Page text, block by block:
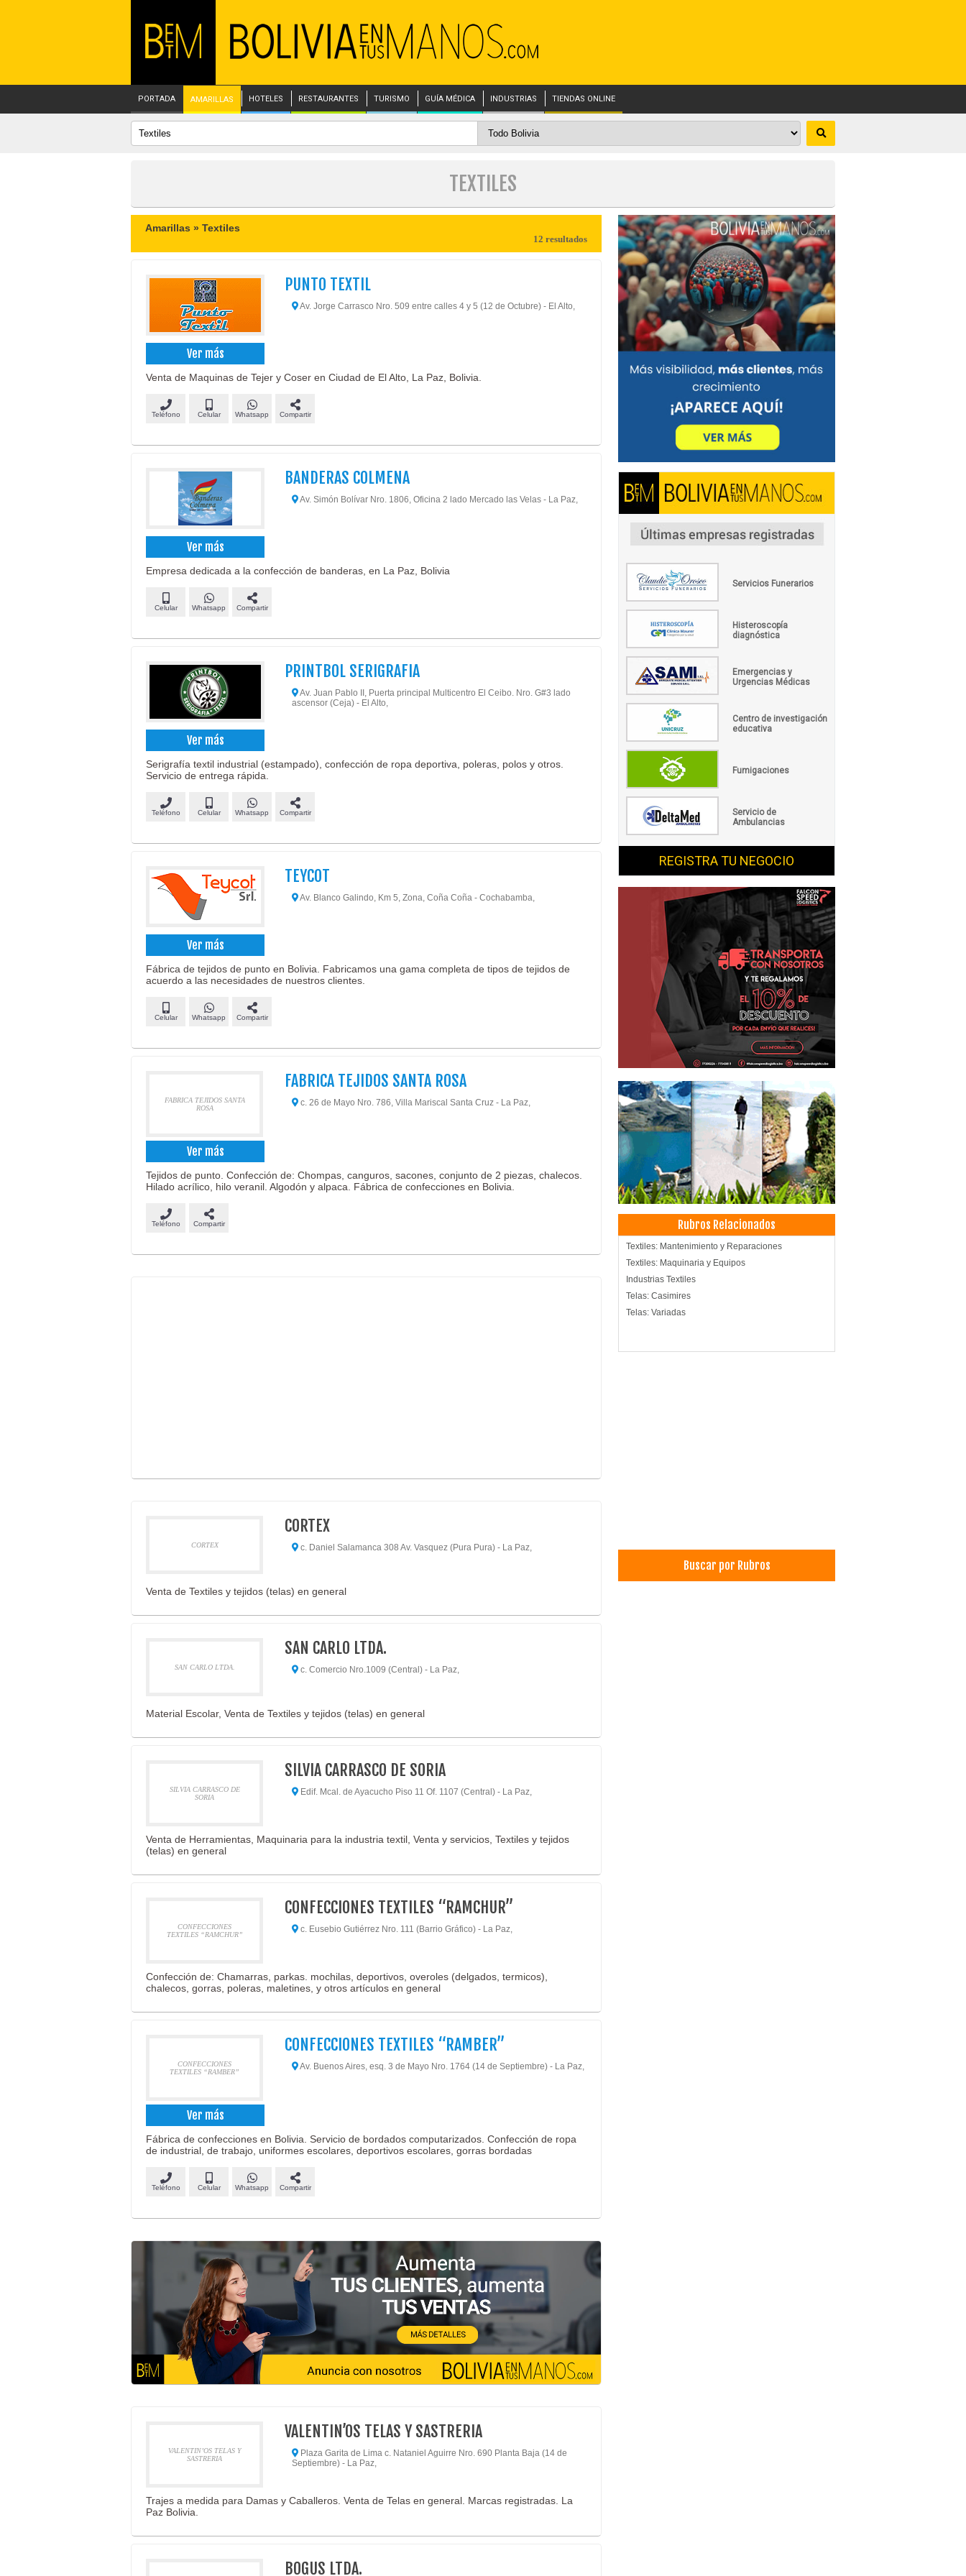
PORTADA AMARILLAS HOTELES RESTAURANTES TURISMO GUÍA MÉDICA INDUSTRIAS TIENDAS ONLINE
TEXTILES
Amarillas » Textiles
12 resultados
Ver más
PUNTO TEXTIL
Av. Jorge Carrasco Nro. 509 entre calles 4 y 5 (12 de Octubre) - El Alto,
Venta de Maquinas de Tejer y Coser en Ciudad de El Alto, La Paz, Bolivia.
Teléfono Celular Whatsapp Compartir
Ver más
BANDERAS COLMENA
Av. Simón Bolívar Nro. 1806, Oficina 2 lado Mercado las Velas - La Paz,
Empresa dedicada a la confección de banderas, en La Paz, Bolivia
Celular Whatsapp Compartir
Ver más
PRINTBOL SERIGRAFIA
Av. Juan Pablo II, Puerta principal Multicentro El Ceibo. Nro. G#3 lado
ascensor (Ceja) - El Alto,
Serigrafía textil industrial (estampado), confección de ropa deportiva, poleras, polos y otros.
Servicio de entrega rápida.
Teléfono Celular Whatsapp Compartir
Ver más
TEYCOT
Av. Blanco Galindo, Km 5, Zona, Coña Coña - Cochabamba,
Fábrica de tejidos de punto en Bolivia. Fabricamos una gama completa de tipos de tejidos de
acuerdo a las necesidades de nuestros clientes.
Celular Whatsapp Compartir
FABRICA TEJIDOS SANTA
ROSA
Ver más
FABRICA TEJIDOS SANTA ROSA
c. 26 de Mayo Nro. 786, Villa Mariscal Santa Cruz - La Paz,
Tejidos de punto. Confección de: Chompas, canguros, sacones, conjunto de 2 piezas, chalecos.
Hilado acrílico, hilo veranil. Algodón y alpaca. Fábrica de confecciones en Bolivia.
Teléfono Compartir
CORTEX
CORTEX
c. Daniel Salamanca 308 Av. Vasquez (Pura Pura) - La Paz,
Venta de Textiles y tejidos (telas) en general
SAN CARLO LTDA.
SAN CARLO LTDA.
c. Comercio Nro.1009 (Central) - La Paz,
Material Escolar, Venta de Textiles y tejidos (telas) en general
SILVIA CARRASCO DE
SORIA
SILVIA CARRASCO DE SORIA
Edif. Mcal. de Ayacucho Piso 11 Of. 1107 (Central) - La Paz,
Venta de Herramientas, Maquinaria para la industria textil, Venta y servicios, Textiles y tejidos
(telas) en general
CONFECCIONES
TEXTILES “RAMCHUR”
CONFECCIONES TEXTILES “RAMCHUR”
c. Eusebio Gutiérrez Nro. 111 (Barrio Gráfico) - La Paz,
Confección de: Chamarras, parkas. mochilas, deportivos, overoles (delgados, termicos),
chalecos, gorras, poleras, maletines, y otros artículos en general
CONFECCIONES
TEXTILES “RAMBER”
Ver más
CONFECCIONES TEXTILES “RAMBER”
Av. Buenos Aires, esq. 3 de Mayo Nro. 1764 (14 de Septiembre) - La Paz,
Fábrica de confecciones en Bolivia. Servicio de bordados computarizados. Confección de ropa
de industrial, de trabajo, uniformes escolares, deportivos escolares, gorras bordadas
Teléfono Celular Whatsapp Compartir
VALENTIN’OS TELAS Y
SASTRERIA
VALENTIN’OS TELAS Y SASTRERIA
Plaza Garita de Lima c. Nataniel Aguirre Nro. 690 Planta Baja (14 de
Septiembre) - La Paz,
Trajes a medida para Damas y Caballeros. Venta de Telas en general. Marcas registradas. La
Paz Bolivia.
BOGUS LTDA.
Servicios Funerarios
Histeroscopía
diagnóstica
Emergencias y
Urgencias Médicas
Centro de investigación
educativa
Fumigaciones
Servicio de
Ambulancias
REGISTRA TU NEGOCIO
Rubros Relacionados
Textiles: Mantenimiento y Reparaciones
Textiles: Maquinaria y Equipos
Industrias Textiles
Telas: Casimires
Telas: Variadas
Buscar por Rubros